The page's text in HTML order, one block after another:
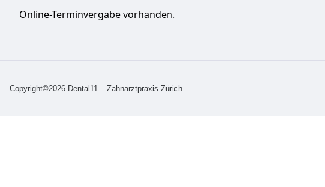
Online-Terminvergabe vorhanden.
Copyright©2026 Dental11 – Zahnarztpraxis Zürich